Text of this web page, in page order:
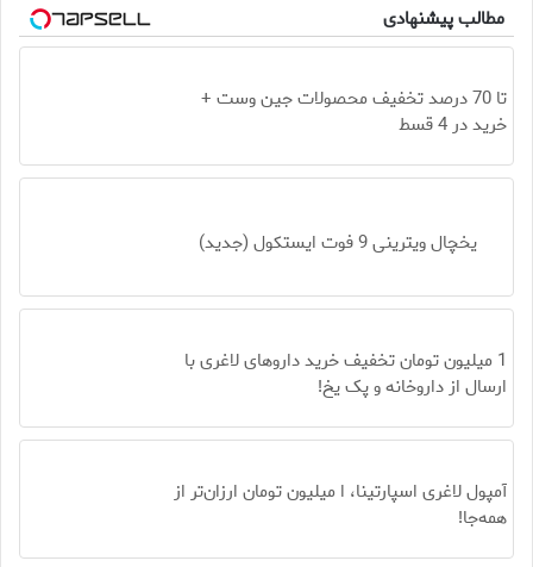
مطالب پیشنهادی
تا 70 درصد تخفیف محصولات جین وست +
خرید در 4 قسط
یخچال ویترینی 9 فوت ایستکول (جدید)
1 میلیون تومان تخفیف خرید داروهای لاغری با
ارسال از داروخانه و پک یخ!
آمپول لاغری اسپارتینا، ا میلیون تومان ارزان‌تر از
همه‌جا!